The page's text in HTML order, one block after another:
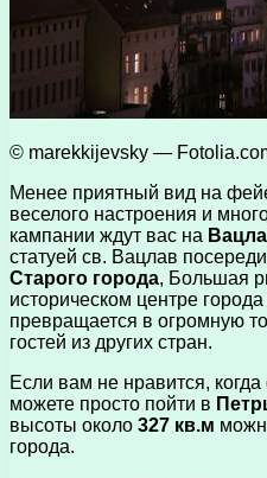
© marekkijevsky —
Менее приятный вид на
веселого настроения и
кампании ждут вас на
статуей св. Вацлав
Старого города, Большая
историческом центре
превращается в огромную
гостей из других стран.
Если вам не нравится,
можете просто пойти в
высоты около 327 кв.м
города.